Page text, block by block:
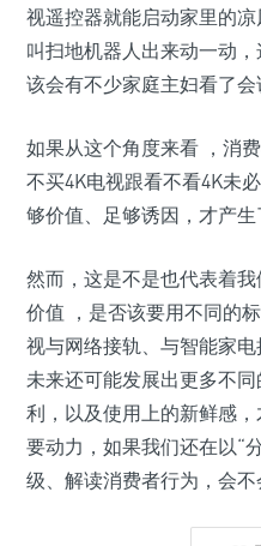
视遥控器就能启动家里的
叫扫地机器人出来动一动
该会有不少家庭主妇看了会
如果从这个角度来看 ，消
不买4K电视跟看不看4K未
够价值、足够诱因，才产生
然而，这是不是也代表着
价值 ，是否该要用不同的
视与网络接轨、与智能家
未来还可能发展出更多不
利，以及使用上的新鲜感
要动力，如果我们还在以“
级、解读消费者行为，会不